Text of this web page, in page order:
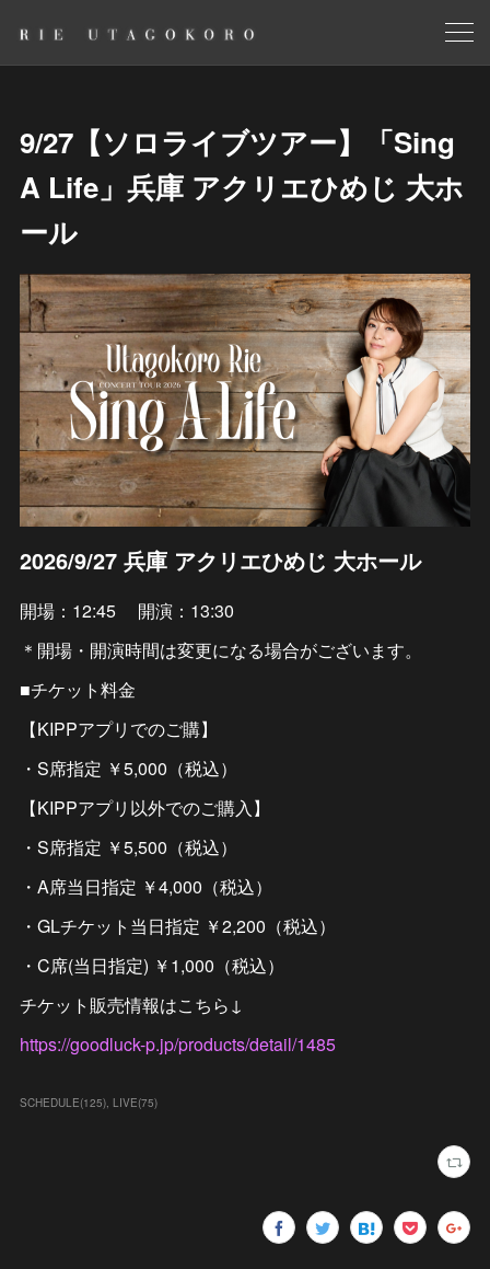
9/27【ソロライブツアー】「Sing
A Life」兵庫 アクリエひめじ 大ホ
ール
2026/9/27 兵庫 アクリエひめじ 大ホール
開場：12:45 開演：13:30
＊開場・開演時間は変更になる場合がございます。
■チケット料金
【KIPPアプリでのご購】
・S席指定 ￥5,000（税込）
【KIPPアプリ以外でのご購入】
・S席指定 ￥5,500（税込）
・A席当日指定 ￥4,000（税込）
・GLチケット当日指定 ￥2,200（税込）
・C席(当日指定) ￥1,000（税込）
チケット販売情報はこちら↓
https://goodluck-p.jp/products/detail/1485
SCHEDULE(125) LIVE(75)